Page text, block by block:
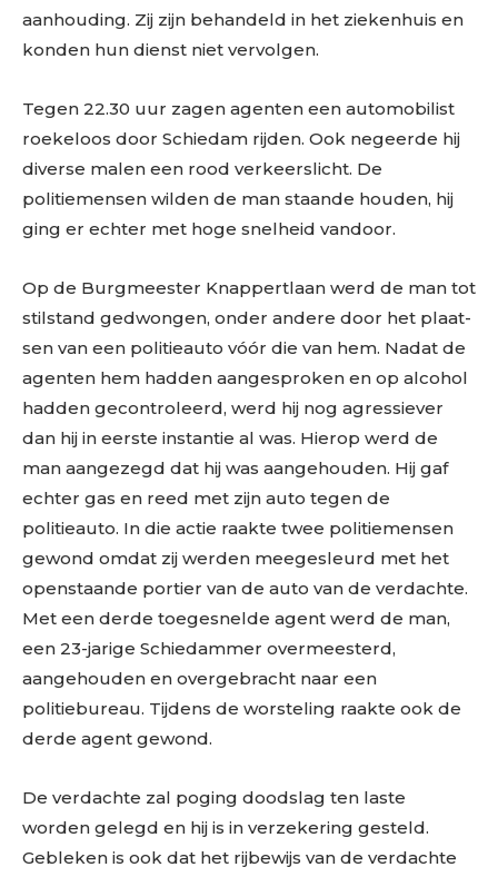
aanhouding. Zij zijn behandeld in het ziekenhuis en
konden hun dienst niet vervolgen.
Tegen 22.30 uur zagen agenten een automobilist
roekeloos door Schiedam rijden. Ook negeerde hij
diverse malen een rood verkeerslicht. De
politiemensen wilden de man staande houden, hij
ging er echter met hoge snelheid vandoor.
Op de Burgmeester Knappertlaan werd de man tot
stilstand gedwongen, onder andere door het plaat-
sen van een politieauto vóór die van hem. Nadat de
agenten hem hadden aangesproken en op alcohol
hadden gecontroleerd, werd hij nog agressiever
dan hij in eerste instantie al was. Hierop werd de
man aangezegd dat hij was aangehouden. Hij gaf
echter gas en reed met zijn auto tegen de
politieauto. In die actie raakte twee politiemensen
gewond omdat zij werden meegesleurd met het
openstaande portier van de auto van de verdachte.
Met een derde toegesnelde agent werd de man,
een 23-jarige Schiedammer overmeesterd,
aangehouden en overgebracht naar een
politiebureau. Tijdens de worsteling raakte ook de
derde agent gewond.
De verdachte zal poging doodslag ten laste
worden gelegd en hij is in verzekering gesteld.
Gebleken is ook dat het rijbewijs van de verdachte